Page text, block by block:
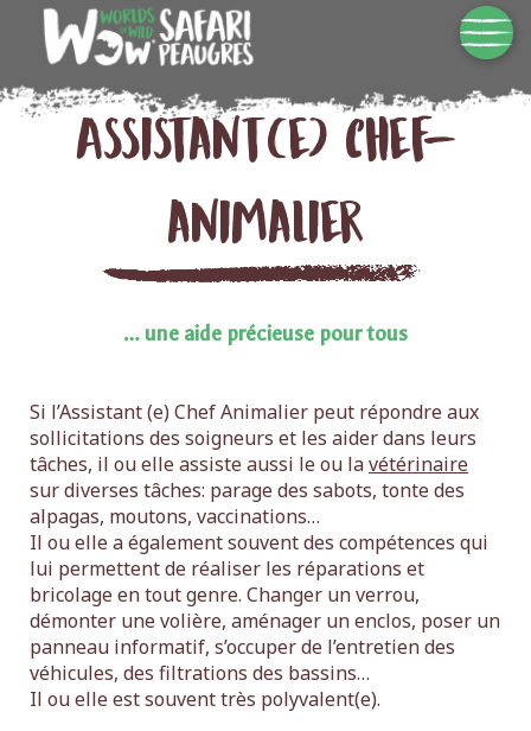
Assistant(e) chef-
animalier
… une aide précieuse pour tous
Si l’Assistant (e) Chef Animalier peut répondre aux
sollicitations des soigneurs et les aider dans leurs
tâches, il ou elle assiste aussi le ou lavétérinaire
sur diverses tâches: parage des sabots, tonte des
alpagas, moutons, vaccinations…
Il ou elle a également souvent des compétences qui
lui permettent de réaliser les réparations et
bricolage en tout genre. Changer un verrou,
démonter une volière, aménager un enclos, poser un
panneau informatif, s’occuper de l’entretien des
véhicules, des filtrations des bassins…
Il ou elle est souvent très polyvalent(e).